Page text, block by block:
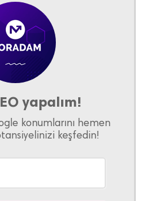
yapalım!
konumlarını hemen
keşfedin!